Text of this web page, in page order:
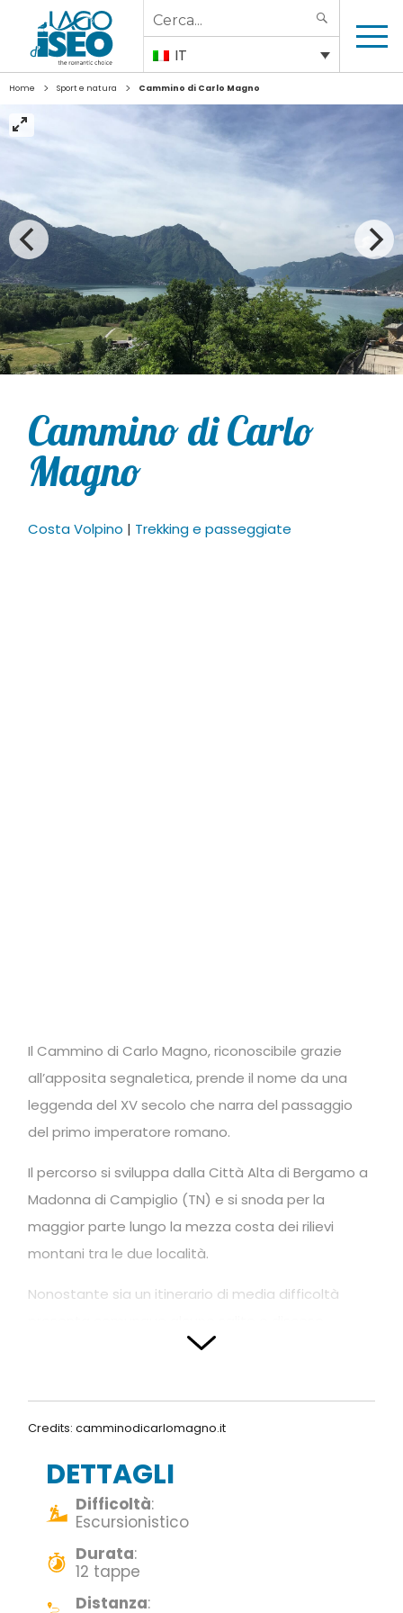
Search
for:
IT
Home > Sport e natura > Cammino di Carlo Magno
Cammino di Carlo
Magno
Costa Volpino | Trekking e passeggiate
Il Cammino di Carlo Magno, riconoscibile grazie
all’apposita segnaletica, prende il nome da una
leggenda del XV secolo che narra del passaggio
del primo imperatore romano.
Il percorso si sviluppa dalla Città Alta di Bergamo a
Madonna di Campiglio (TN) e si snoda per la
maggior parte lungo la mezza costa dei rilievi
montani tra le due località.
Nonostante sia un itinerario di media difficoltà
abbastanza impegnative e l’altimetria varia da
unidirezionale e porta verso le montagne.
Da Bergamo, salendo e scendendo dai colli si
giunge a San Paolo d’Argon, presso l’Abbazia
fino a Cenate Sopra. Qui inizia la salita per
Credits: camminodicarlomagno.it
DETTAGLI
Difficoltà:
Escursionistico
Durata:
12 tappe
Distanza: